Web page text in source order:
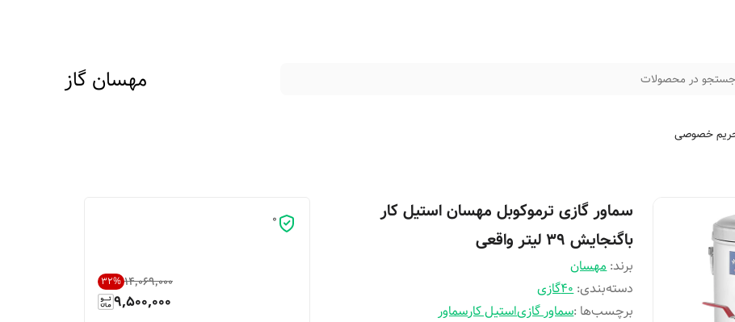
جستجو در محصولات مهسان گاز
خصوصی
سماور گازی ترموکوبل مهسان استیل کار
باگنجایش 39 لیتر واقعی
برند:مهسان
دسته‌بندی:40گازی
برچسب‌ها :سماور گازیاستیل کارسماور
0
۱۴٬۰۶۹٬۰۰۰ 32%
9,500,000